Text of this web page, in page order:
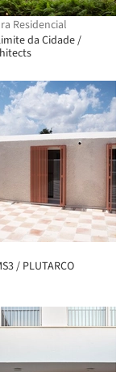
Residencial
da Cidade /
/ PLUTARCO